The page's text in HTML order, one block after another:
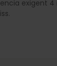
exigent